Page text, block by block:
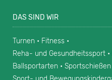
DAS SIND WIR
Turnen • Fitness •
Reha- und Gesundheitssport
Ballsportarten •